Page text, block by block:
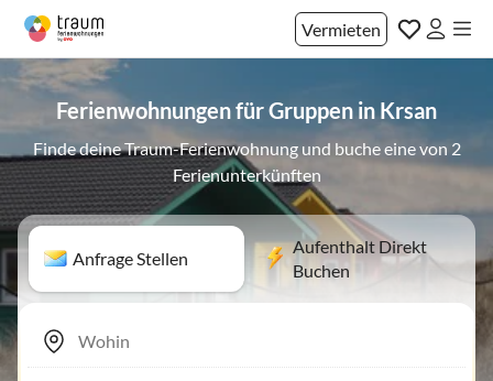
Vermieten
Ferienwohnungen für Gruppen in Krsan
Finde deine Traum-Ferienwohnung und buche eine von 2
Ferienunterkünften
Anfrage Stellen
Aufenthalt Direkt
Buchen